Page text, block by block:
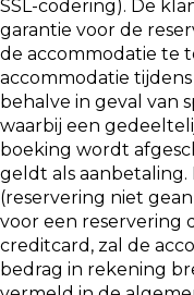
SSL-codering). De
garantie voor de
de accommodatie te
accommodatie
behalve in geval van
waarbij een
boeking wordt
geldt als aanbetaling.
(reservering niet
voor een reservering
creditcard, zal de
bedrag in rekening